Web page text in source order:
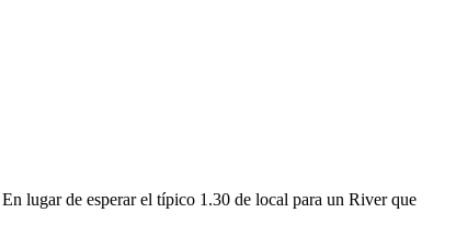
lugar de esperar el típico 1.30 de local para un River que